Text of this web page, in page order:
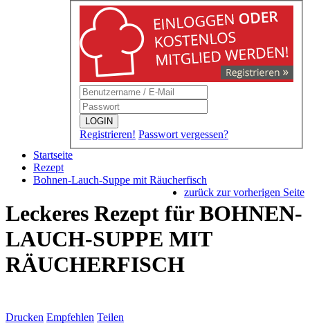
LOGIN
Registrieren! Passwort vergessen?
Startseite
Rezept
Bohnen-Lauch-Suppe mit Räucherfisch
zurück zur vorherigen Seite
Leckeres Rezept fürBOHNEN-
LAUCH-SUPPE MIT
RÄUCHERFISCH
Drucken Empfehlen Teilen